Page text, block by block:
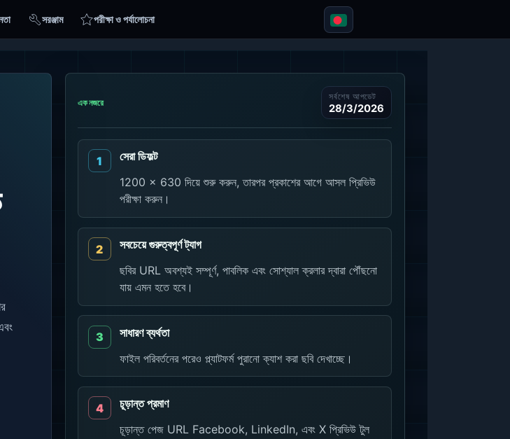
সরঞ্জাম পরীক্ষা ও পর্যালোচনা
এক নজরে
সর্বশেষ আপডেট
28/3/2026
সেরা ডিফল্ট
1200 x 630 দিয়ে শুরু করুন, তারপর প্রকাশের আগে আসল প্রিভিউ
পরীক্ষা করুন।
সবচেয়ে গুরুত্বপূর্ণ ট্যাগ
ছবির URL অবশ্যই সম্পূর্ণ, পাবলিক এবং সোশ্যাল ক্রলার দ্বারা পৌঁছনো
যায় এমন হতে হবে।
সাধারণ ব্যর্থতা
ফাইল পরিবর্তনের পরেও প্ল্যাটফর্ম পুরানো ক্যাশ করা ছবি দেখাচ্ছে।
চূড়ান্ত প্রমাণ
চূড়ান্ত পেজ URL Facebook, LinkedIn, এবং X প্রিভিউ টুল